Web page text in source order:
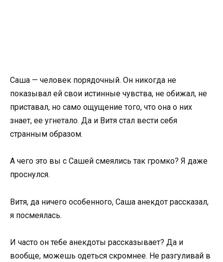
Саша — человек порядочный. Он никогда не
показывал ей свои истинные чувства, не обижал, не
приставал, но само ощущение того, что она о них
знает, ее угнетало. Да и Витя стал вести себя
странным образом.
А чего это вы с Сашей смеялись так громко? Я даже
проснулся.
Витя, да ничего особенного, Саша анекдот рассказал,
я посмеялась.
И часто он тебе анекдоты рассказывает? Да и
вообще, можешь одеться скромнее. Не разгуливай в